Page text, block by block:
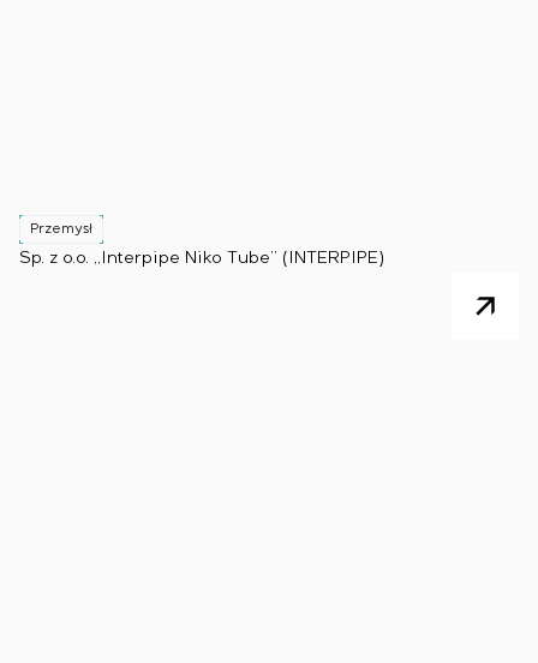
Przemysł
Sp. z o.o. „Interpipe Niko Tube” (INTERPIPE)